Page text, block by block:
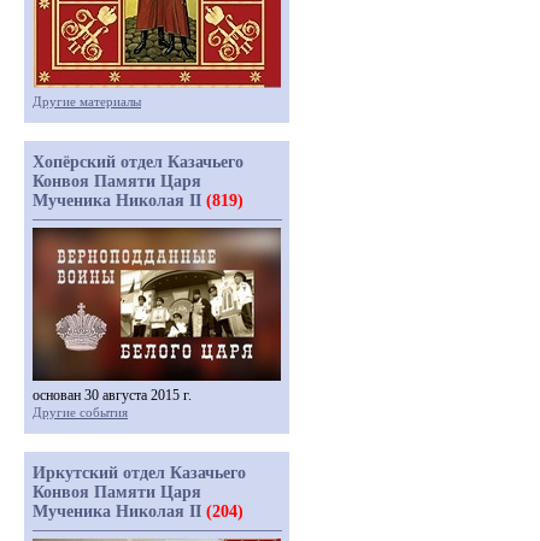
Другие материалы
Хопёрский отдел Казачьего
Конвоя Памяти Царя
Мученика Николая II (819)
основан 30 августа 2015 г.
Другие события
Иркутский отдел Казачьего
Конвоя Памяти Царя
Мученика Николая II (204)